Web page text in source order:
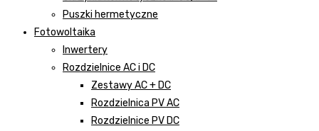
Puszki hermetyczne
Fotowoltaika
Inwertery
Rozdzielnice AC i DC
Zestawy AC + DC
Rozdzielnica PV AC
Rozdzielnice PV DC